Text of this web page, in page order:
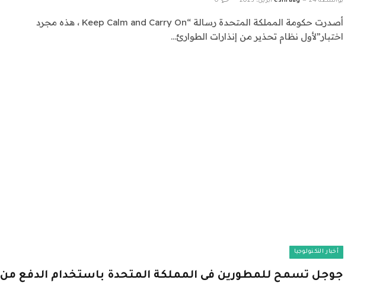
أصدرت حكومة المملكة المتحدة رسالة “Keep Calm and Carry On ، هذه مجرد
اختبار”لأول نظام تحذير من إنذارات الطوارئ…
أخبار التكنولوجيا
جوجل تسمح للمطورين فى المملكة المتحدة باستخدام الدفع من